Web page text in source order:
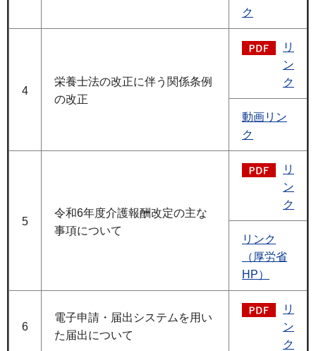
ク
4
栄養士法の改正に伴う関係条例
の改正
リ
ン
ク
動画リン
ク
5
令和6年度介護報酬改定の主な
事項について
リ
ン
ク
リンク
（厚労省
HP）
6
電子申請・届出システムを用い
た届出について
リ
ン
ク